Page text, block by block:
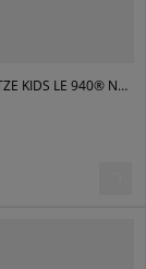
NEW ERA MÜTZE KIDS LE 940® NYY NEW YORK YANKEES STN